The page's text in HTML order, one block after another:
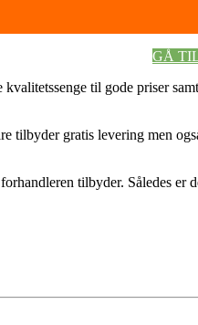
GÅ
til gode priser
gratis levering men
tilbyder. Således